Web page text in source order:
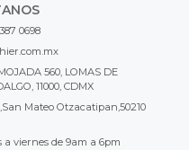
0698
560, LOMAS DE
11000, CDMX
Mateo Otzacatipan,50210
a viernes de 9am a 6pm